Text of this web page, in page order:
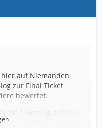
auf Niemanden
zur Final Ticket
bewertet.
reine Mitgliedschaft